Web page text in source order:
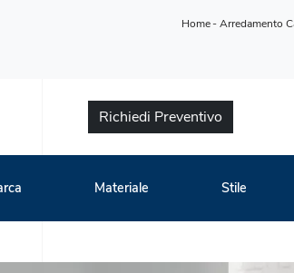
Home-Arredamento
Richiedi Preventivo
Materiale Stile